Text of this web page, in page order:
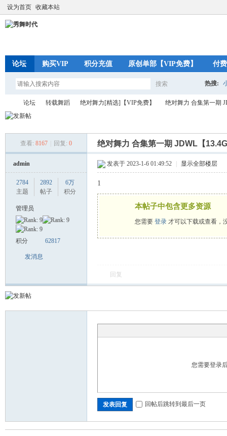
设为首页 收藏本站
论坛 购买VIP 积分充值 原创单部【VIP免费】 付
搜索
搜
索
热搜:
论坛
›
转载舞蹈
›
绝对舞力[精选]【VIP免费】
›
绝对舞力 合集第一期
查看: 8167 回复: 0 绝对舞力 合集第一期 JDWL【
admin
2784
主题
2892
帖子
6万
积分
管理员
积分 62817
发消息
发表于 2023-1-6 01:49:52 显示全部楼层
1
本帖子中包含更多资源
您需要 登录 才可以下载或查看，
回复
您需要登录
发表回复 回帖后跳转到最后一页